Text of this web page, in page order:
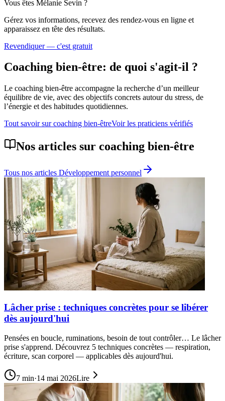
Vous êtes Mélanie Sevin ?
Gérez vos informations, recevez des rendez-vous en ligne et
apparaissez en tête des résultats.
Revendiquer — c'est gratuit
Coaching bien-être: de quoi s'agit-il ?
Le coaching bien-être accompagne la recherche d’un meilleur
équilibre de vie, avec des objectifs concrets autour du stress, de
l’énergie et des habitudes quotidiennes.
Tout savoir surcoaching bien-êtreVoir les praticiens vérifiés
Nos articles sur coaching bien-être
Tous nos articles Développement personnel
Lâcher prise : techniques concrètes pour se libérer
dès aujourd'hui
Pensées en boucle, ruminations, besoin de tout contrôler… Le lâcher
prise s'apprend. Découvrez 5 techniques concrètes — respiration,
écriture, scan corporel — applicables dès aujourd'hui.
7 min·14 mai 2026Lire